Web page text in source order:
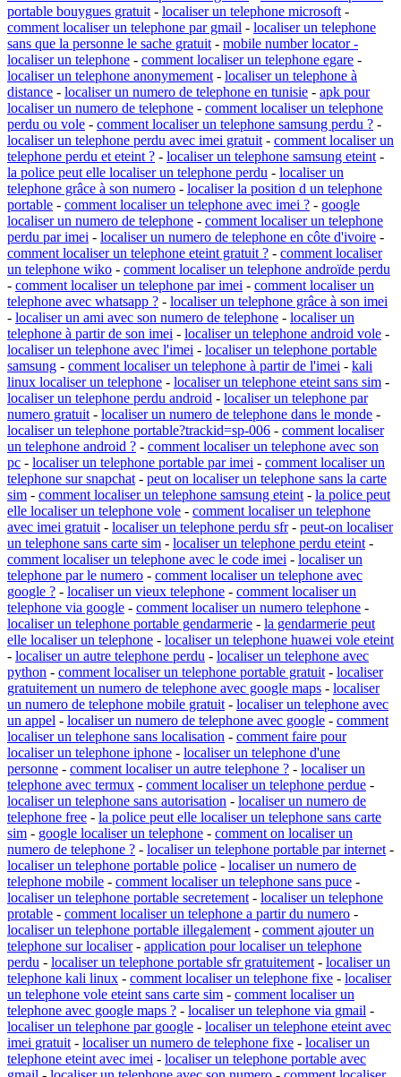
portable bouygues gratuit - localiser un telephone microsoft -
comment localiser un telephone par gmail - localiser un telephone
sans que la personne le sache gratuit - mobile number locator -
localiser un telephone - comment localiser un telephone egare -
localiser un telephone anonymement - localiser un telephone à
distance - localiser un numero de telephone en tunisie - apk pour
localiser un numero de telephone - comment localiser un telephone
perdu ou vole - comment localiser un telephone samsung perdu ? -
localiser un telephone perdu avec imei gratuit - comment localiser un
telephone perdu et eteint ? - localiser un telephone samsung eteint -
la police peut elle localiser un telephone perdu - localiser un
telephone grâce à son numero - localiser la position d un telephone
portable - comment localiser un telephone avec imei ? - google
localiser un numero de telephone - comment localiser un telephone
perdu par imei - localiser un numero de telephone en côte d'ivoire -
comment localiser un telephone eteint gratuit ? - comment localiser
un telephone wiko - comment localiser un telephone androïde perdu
- comment localiser un telephone par imei - comment localiser un
telephone avec whatsapp ? - localiser un telephone grâce à son imei
- localiser un ami avec son numero de telephone - localiser un
telephone à partir de son imei - localiser un telephone android vole -
localiser un telephone avec l'imei - localiser un telephone portable
samsung - comment localiser un telephone à partir de l'imei - kali
linux localiser un telephone - localiser un telephone eteint sans sim -
localiser un telephone perdu android - localiser un telephone par
numero gratuit - localiser un numero de telephone dans le monde -
localiser un telephone portable?trackid=sp-006 - comment localiser
un telephone android ? - comment localiser un telephone avec son
pc - localiser un telephone portable par imei - comment localiser un
telephone sur snapchat - peut on localiser un telephone sans la carte
sim - comment localiser un telephone samsung eteint - la police peut
elle localiser un telephone vole - comment localiser un telephone
avec imei gratuit - localiser un telephone perdu sfr- peut-on localiser
un telephone sans carte sim - localiser un telephone perdu eteint -
comment localiser un telephone avec le code imei - localiser un
telephone par le numero - comment localiser un telephone avec
google ? - localiser un vieux telephone - comment localiser un
telephone via google - comment localiser un numero telephone -
localiser un telephone portable gendarmerie - la gendarmerie peut
elle localiser un telephone - localiser un telephone huawei vole eteint
- localiser un autre telephone perdu - localiser un telephone avec
python - comment localiser un telephone portable gratuit - localiser
gratuitement un numero de telephone avec google maps - localiser
un numero de telephone mobile gratuit - localiser un telephone avec
un appel - localiser un numero de telephone avec google - comment
localiser un telephone sans localisation - comment faire pour
localiser un telephone iphone - localiser un telephone d'une
personne - comment localiser un autre telephone ? - localiser un
telephone avec termux - comment localiser un telephone perdue -
localiser un telephone sans autorisation - localiser un numero de
telephone free - la police peut elle localiser un telephone sans carte
sim - google localiser un telephone - comment on localiser un
numero de telephone ? - localiser un telephone portable par internet -
localiser un telephone portable police - localiser un numero de
telephone mobile - comment localiser un telephone sans puce -
localiser un telephone portable secretement - localiser un telephone
protable - comment localiser un telephone a partir du numero -
localiser un telephone portable illegalement - comment ajouter un
telephone sur localiser- application pour localiser un telephone
perdu - localiser un telephone portable sfr gratuitement - localiser un
telephone kali linux - comment localiser un telephone fixe - localiser
un telephone vole eteint sans carte sim - comment localiser un
telephone avec google maps ? - localiser un telephone via gmail -
localiser un telephone par google - localiser un telephone eteint avec
imei gratuit - localiser un numero de telephone fixe - localiser un
telephone eteint avec imei - localiser un telephone portable avec